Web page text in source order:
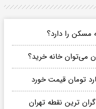
مسکن را دارد؟
می‌توان خانه خرید؟
ترین نقطه تهران